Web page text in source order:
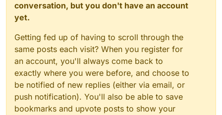
conversation, but you don't have an account
yet.
Getting fed up of having to scroll through the
same posts each visit? When you register for
an account, you'll always come back to
exactly where you were before, and choose to
be notified of new replies (either via email, or
push notification). You'll also be able to save
bookmarks and upvote posts to show your